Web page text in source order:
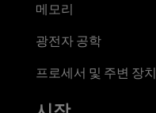
메모리
광전자 공학
프로세서 및 주변 장치